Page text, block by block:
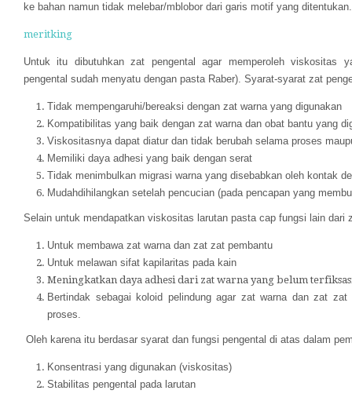
ke bahan namun tidak melebar/mblobor dari garis motif yang
meritking
Untuk itu dibutuhkan zat pengental agar memperoleh viskositas
pengental sudah menyatu dengan pasta Raber). Syarat-syarat zat
Tidak mempengaruhi/bereaksi dengan zat warna yang digunakan
Kompatibilitas yang baik dengan zat warna dan obat bantu yang
Viskositasnya dapat diatur dan tidak berubah selama proses
Memiliki daya adhesi yang baik dengan serat
Tidak menimbulkan migrasi warna yang disebabkan oleh kontak
Mudahdihilangkan setelah pencucian (pada pencapan yang
Selain untuk mendapatkan viskositas larutan pasta cap fungsi lain dari
Untuk membawa zat warna dan zat zat pembantu
Untuk melawan sifat kapilaritas pada kain
Meningkatkan daya adhesi dari zat warna yang belum
Bertindak sebagai koloid pelindung agar zat warna dan zat zat
proses.
Oleh karena itu berdasar syarat dan fungsi pengental di atas dalam
Konsentrasi yang digunakan (viskositas)
Stabilitas pengental pada larutan